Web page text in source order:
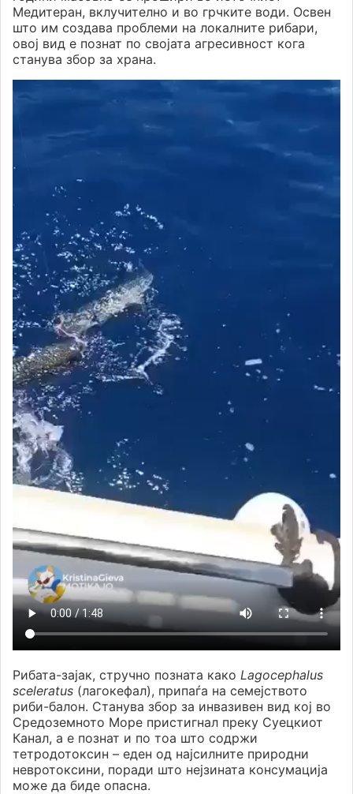
Медитеран, вклучително и во грчките води. Освен
што им создава проблеми на локалните рибари,
овој вид е познат по својата агресивност кога
станува збор за храна.
Рибата-зајак, стручно позната како Lagocephalus
sceleratus (лагокефал), припаѓа на семејството
риби-балон. Станува збор за инвазивен вид кој во
Средоземното Море пристигнал преку Суецкиот
Канал, а е познат и по тоа што содржи
тетродотоксин – еден од најсилните природни
невротоксини, поради што нејзината консумација
може да биде опасна.